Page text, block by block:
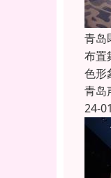
青岛
布置
色形
青岛
24-